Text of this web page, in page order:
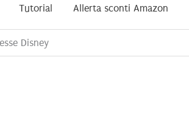
Tutorial Allerta sconti Amazon
Disney